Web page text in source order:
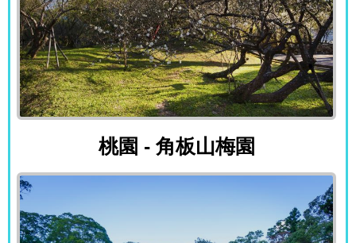
桃園 - 角板山梅園
桃園 - 角板山梅園